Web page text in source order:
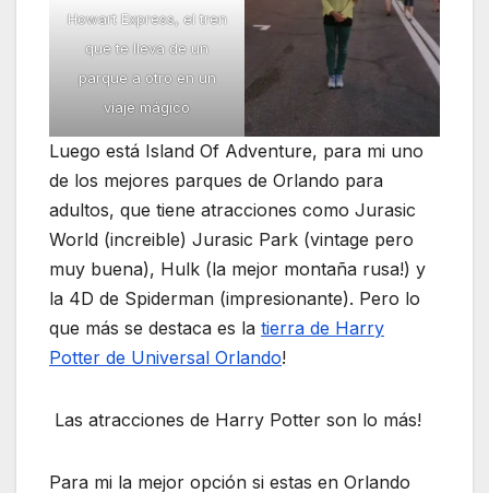
Howart Express, el tren
que te lleva de un
parque a otro en un
viaje mágico
Luego está Island Of Adventure, para mi uno
de los mejores parques de Orlando para
adultos, que tiene atracciones como Jurasic
World (increible) Jurasic Park (vintage pero
muy buena), Hulk (la mejor montaña rusa!) y
la 4D de Spiderman (impresionante). Pero lo
que más se destaca es la tierra de Harry
Potter de Universal Orlando!
Las atracciones de Harry Potter son lo más!
Para mi la mejor opción si estas en Orlando